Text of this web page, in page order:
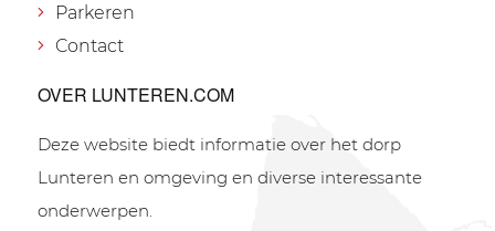
Parkeren
Contact
OVER LUNTEREN.COM
Deze website biedt informatie over het dorp
Lunteren en omgeving en diverse interessante
onderwerpen.